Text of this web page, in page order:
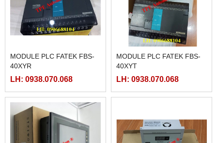
MODULE PLC FATEK FBS-
40XYR
LH: 0938.070.068
MODULE PLC FATEK FBS-
40XYT
LH: 0938.070.068